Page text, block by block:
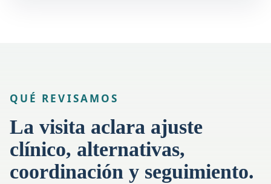
QUÉ REVISAMOS
La visita aclara ajuste
clínico, alternativas,
coordinación y seguimiento.